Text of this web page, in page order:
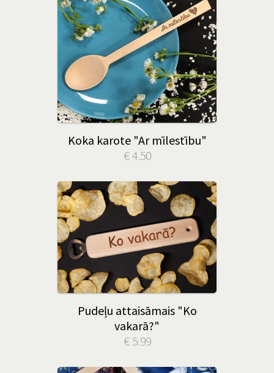
Koka karote "Ar mīlestību"
€ 4.50
Pudeļu attaisāmais "Ko
vakarā?"
€ 5.99